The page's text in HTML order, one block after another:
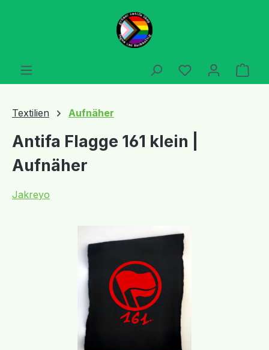
Zum Hauptinhalt springen
Du hast 0
Textilien Aufnäher
Antifa Flagge 161 klein |
Aufnäher
Jakreyo